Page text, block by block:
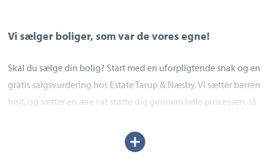
Vi sælger boliger, som var de vores egne!
Skal du sælge din bolig? Start med en uforpligtende snak og en
gratis salgsvurdering hos Estate Tarup & Næsby. Vi sætter barren
højt, og sætter en ære i at støtte dig gennem hele processen, så
Udvid/skjul